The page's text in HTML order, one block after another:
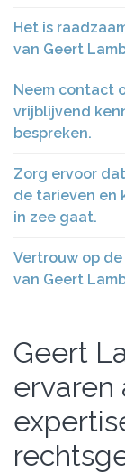
Het is
van Geert
Neem contact
vrijblijvend
bespreken.
Zorg ervoor
de tarieven en
in zee gaat.
Vertrouw op
van Geert
Geert
ervaren